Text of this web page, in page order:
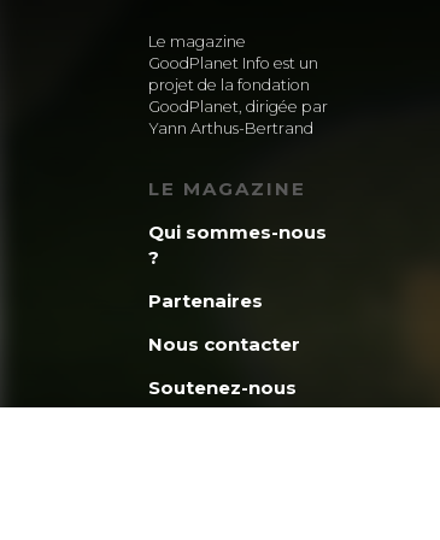
Le magazine
GoodPlanet Info est un
projet de la fondation
GoodPlanet, dirigée par
Yann Arthus-Bertrand
LE MAGAZINE
Qui sommes-nous
?
Partenaires
Nous contacter
Soutenez-nous